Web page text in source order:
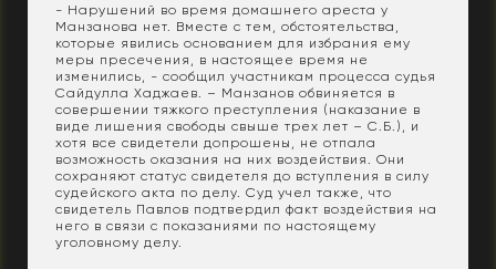
- Нарушений во время домашнего ареста у
Манзанова нет. Вместе с тем, обстоятельства,
которые явились основанием для избрания ему
меры пресечения, в настоящее время не
изменились, - сообщил участникам процесса судья
Сайдулла Хаджаев. – Манзанов обвиняется в
совершении тяжкого преступления (наказание в
виде лишения свободы свыше трех лет – С.Б.), и
хотя все свидетели допрошены, не отпала
возможность оказания на них воздействия. Они
сохраняют статус свидетеля до вступления в силу
судейского акта по делу. Суд учел также, что
свидетель Павлов подтвердил факт воздействия на
него в связи с показаниями по настоящему
уголовному делу.